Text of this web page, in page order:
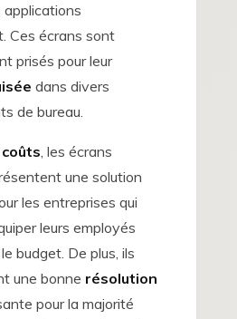
applications
Ces écrans sont
prisés pour leur
dans divers
de bureau.
coûts, les écrans
une solution
les entreprises qui
leurs employés
budget. De plus, ils
une bonne résolution
pour la majorité